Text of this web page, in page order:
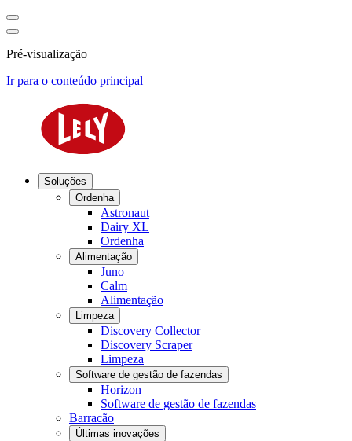
Pré-visualização
Ir para o conteúdo principal
Soluções
Ordenha
Astronaut
Dairy XL
Ordenha
Alimentação
Juno
Calm
Alimentação
Limpeza
Discovery Collector
Discovery Scraper
Limpeza
Software de gestão de fazendas
Horizon
Software de gestão de fazendas
Barracão
Últimas inovações